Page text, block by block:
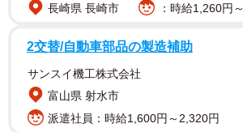
長崎県 長崎市
：時給1,260円～
2交替/自動車部品の製造補助
サンスイ機工株式会社
富山県 射水市
派遣社員：時給1,600円～2,320円